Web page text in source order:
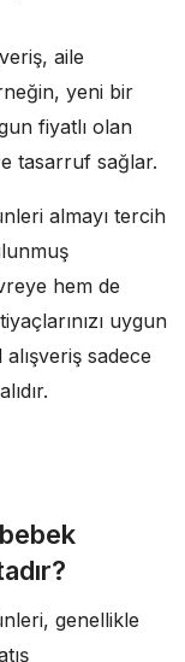
aile
yeni bir
fiyatlı olan
tasarruf sağlar.
almayı tercih
hem de
uygun
sadece
genellikle